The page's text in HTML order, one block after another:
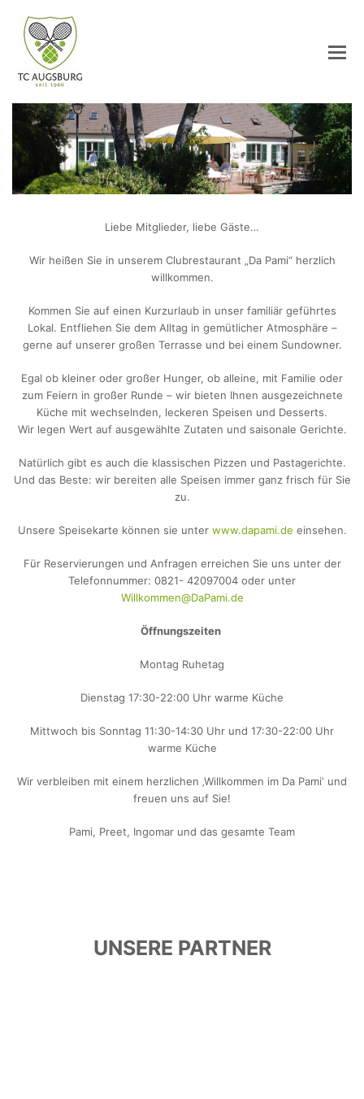
Liebe Mitglieder, liebe Gäste…
Wir heißen Sie in unserem Clubrestaurant „Da Pami“ herzlich
willkommen.
Kommen Sie auf einen Kurzurlaub in unser familiär geführtes
Lokal. Entfliehen Sie dem Alltag in gemütlicher Atmosphäre –
gerne auf unserer großen Terrasse und bei einem Sundowner.
Egal ob kleiner oder großer Hunger, ob alleine, mit Familie oder
zum Feiern in großer Runde – wir bieten Ihnen ausgezeichnete
Küche mit wechselnden, leckeren Speisen und Desserts.
Wir legen Wert auf ausgewählte Zutaten und saisonale Gerichte.
Natürlich gibt es auch die klassischen Pizzen und Pastagerichte.
Und das Beste: wir bereiten alle Speisen immer ganz frisch für Sie
zu.
Unsere Speisekarte können sie unter www.dapami.de einsehen.
Für Reservierungen und Anfragen erreichen Sie uns unter der
Telefonnummer: 0821- 42097004 oder unter
Willkommen@DaPami.de
Öffnungszeiten
Montag Ruhetag
Dienstag 17:30-22:00 Uhr warme Küche
Mittwoch bis Sonntag 11:30-14:30 Uhr und 17:30-22:00 Uhr
warme Küche
Wir verbleiben mit einem herzlichen ‚Willkommen im Da Pami‘ und
freuen uns auf Sie!
Pami, Preet, Ingomar und das gesamte Team
UNSERE PARTNER